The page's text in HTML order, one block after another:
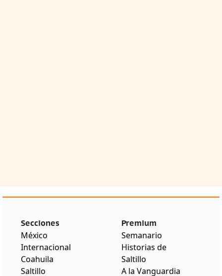
Secciones
México
Internacional
Coahuila
Saltillo
Premium
Semanario
Historias de
Saltillo
A la Vanguardia